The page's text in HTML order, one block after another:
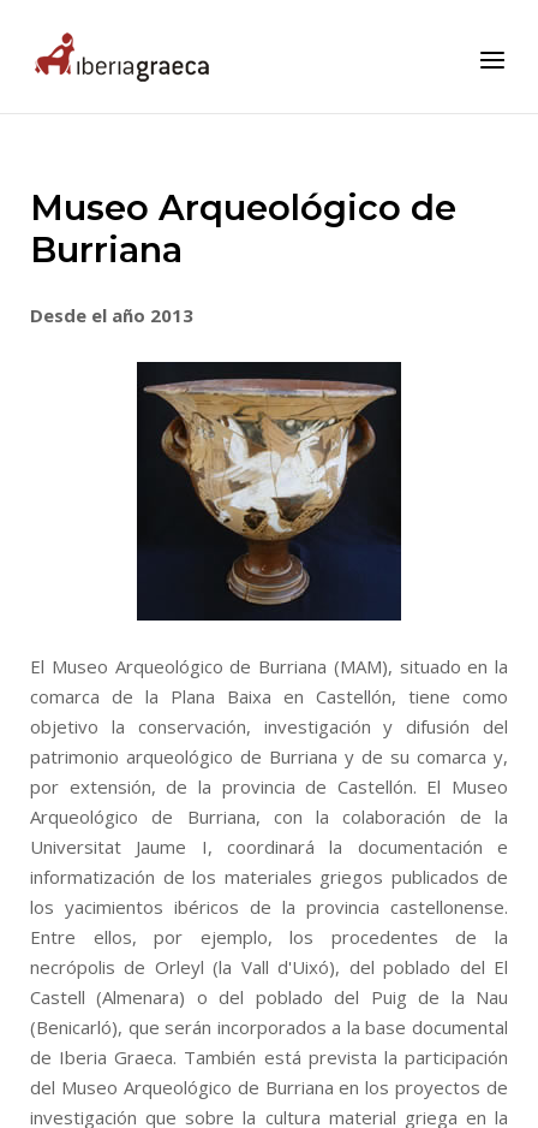
content
Home Menu
Museo Arqueológico de
Burriana
Desde el año 2013
El Museo Arqueológico de Burriana (MAM), situado en la
comarca de la Plana Baixa en Castellón, tiene como
objetivo la conservación, investigación y difusión del
patrimonio arqueológico de Burriana y de su comarca y,
por extensión, de la provincia de Castellón. El Museo
Arqueológico de Burriana, con la colaboración de la
Universitat Jaume I, coordinará la documentación e
informatización de los materiales griegos publicados de
los yacimientos ibéricos de la provincia castellonense.
Entre ellos, por ejemplo, los procedentes de la
necrópolis de Orleyl (la Vall d'Uixó), del poblado del El
Castell (Almenara) o del poblado del Puig de la Nau
(Benicarló), que serán incorporados a la base documental
de Iberia Graeca. También está prevista la participación
del Museo Arqueológico de Burriana en los proyectos de
investigación que sobre la cultura material griega en la